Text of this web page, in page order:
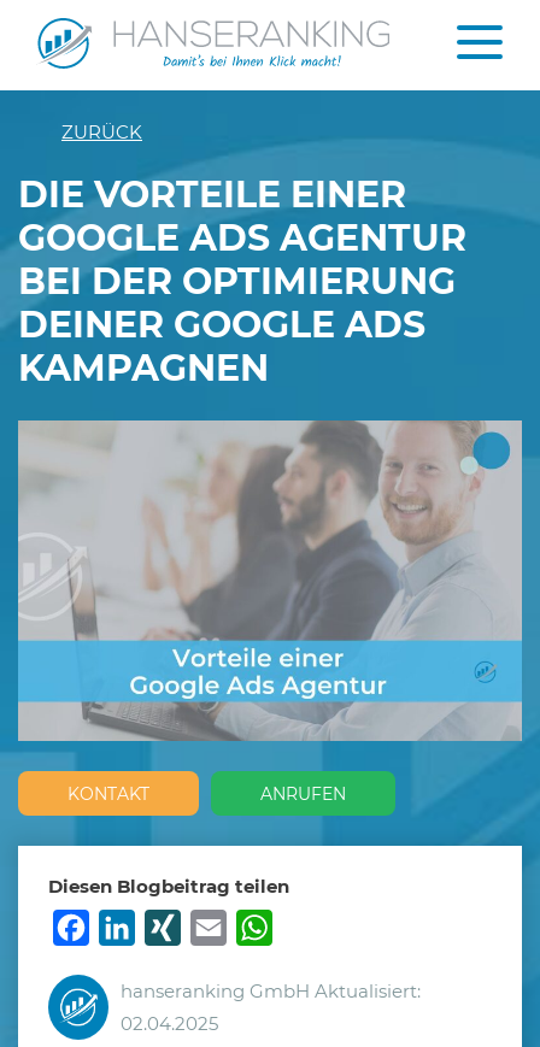
ZURÜCK
DIE VORTEILE EINER
GOOGLE ADS AGENTUR
BEI DER OPTIMIERUNG
DEINER GOOGLE ADS
KAMPAGNEN
KONTAKT ANRUFEN
Diesen Blogbeitrag teilen
FacebookLinkedIn
XING Email
hanseranking GmbH Aktualisiert:
02.04.2025